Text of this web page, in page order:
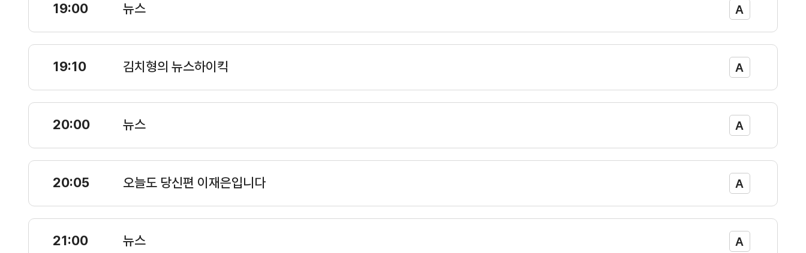
19:00 뉴스
19:10 김치형의 뉴스하이킥
20:00 뉴스
20:05 오늘도 당신편 이재은입니다
21:00 뉴스